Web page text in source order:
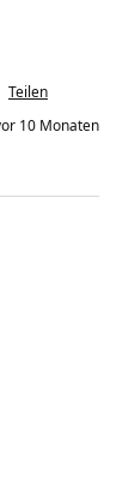
Teilen
10 Monaten